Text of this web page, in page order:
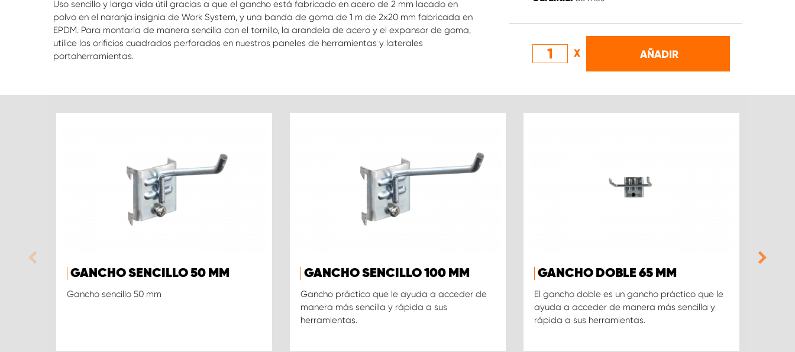
X AÑADIR
Uso sencillo y larga vida útil gracias a que el gancho está fabricado en acero de 2 mm lacado en
polvo en el naranja insignia de Work System, y una banda de goma de 1 m de 2x20 mm fabricada en
EPDM. Para montarla de manera sencilla con el tornillo, la arandela de acero y el expansor de goma,
utilice los orificios cuadrados perforados en nuestros paneles de herramientas y laterales
portaherramientas.
GANCHO SENCILLO 50 MM
Gancho sencillo 50 mm
GANCHO SENCILLO 100 MM
Gancho práctico que le ayuda a acceder de
manera más sencilla y rápida a sus
herramientas.
GANCHO DOBLE 65 MM
El gancho doble es un gancho práctico que le
ayuda a acceder de manera más sencilla y
rápida a sus herramientas.